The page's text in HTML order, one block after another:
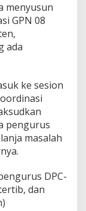
menyusun
GPN 08
ada
ke sesion
pengurus
masalah
DPC-
dan